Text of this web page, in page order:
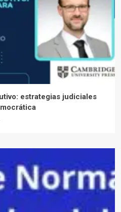
estrategias judiciales